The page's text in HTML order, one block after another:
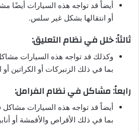
أيضاً قد تواجه هذه السيارات أيضًا
أو انتقالها بشكل غير سلس.
ثالثاً: خلل في نظام التعليق:
وكذلك قد تواجه هذه السيارات
بما في ذلك الزنبركات أو الكراتين أو
رابعاً: مشاكل في نظام الفرامل:
أيضاً قد تواجه هذه السيارات
بما في ذلك الأقراص والأقمشة أو